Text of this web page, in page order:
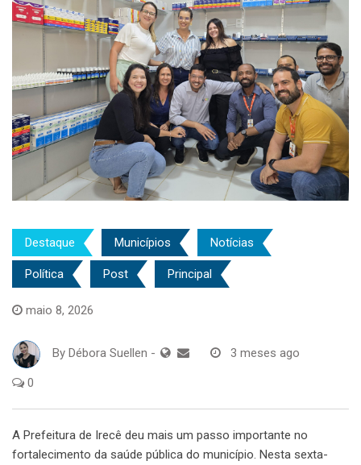
Destaque Municípios Notícias
Política Post Principal
maio 8, 2026
By Débora Suellen - 3 meses ago
0
A Prefeitura de Irecê deu mais um passo importante no
fortalecimento da saúde pública do município. Nesta sexta-